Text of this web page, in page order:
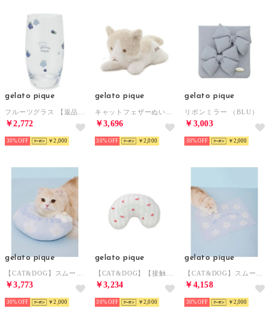
gelato pique
￥2,772
30% ￥2,000
gelato pique
￥3,696
30% ￥2,000
gelato pique
リボンミラー （BLU）
￥3,003
30% ￥2,000
gelato pique
￥3,773
30% ￥2,000
gelato pique
￥3,234
30% ￥2,000
gelato pique
￥4,158
30% ￥2,000